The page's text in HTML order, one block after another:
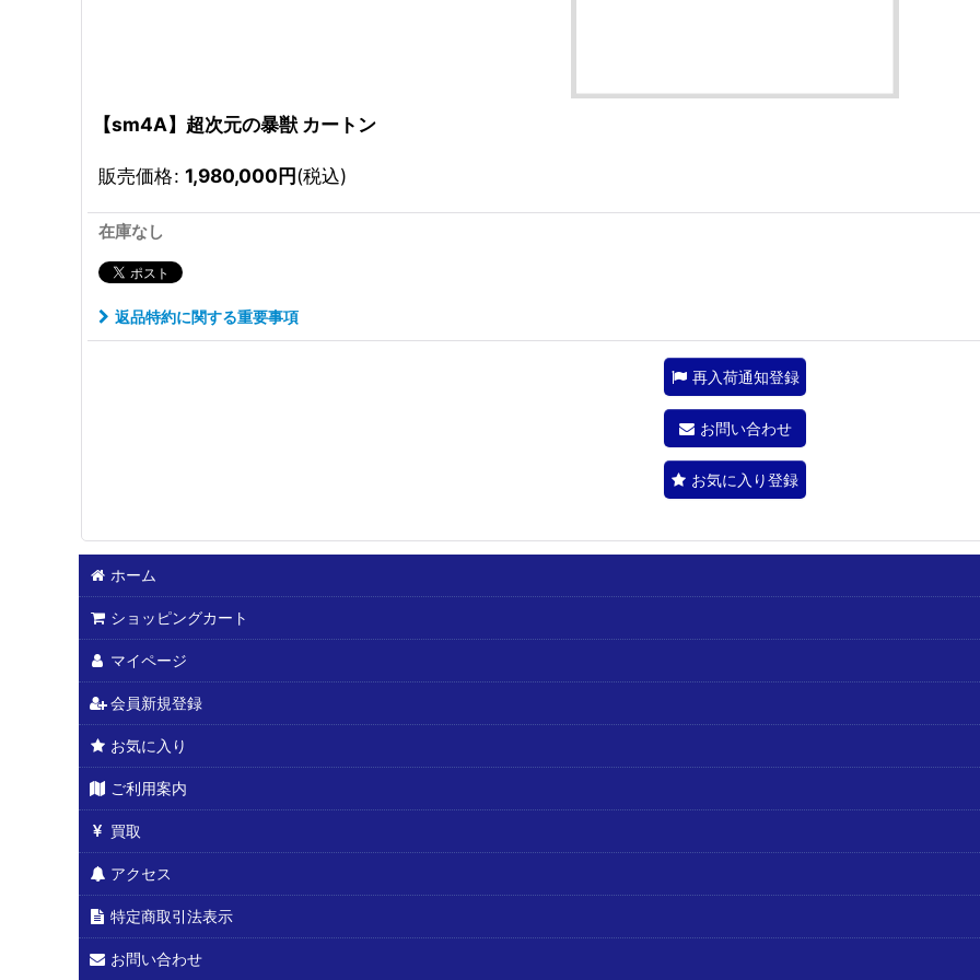
【sm4A】超次元の暴獣 カートン
販売価格: 1,980,000円(税込)
在庫なし
返品特約に関する重要事項
再入荷通知登録
お問い合わせ
お気に入り登録
ホーム
ショッピングカート
マイページ
会員新規登録
お気に入り
ご利用案内
買取
アクセス
特定商取引法表示
お問い合わせ